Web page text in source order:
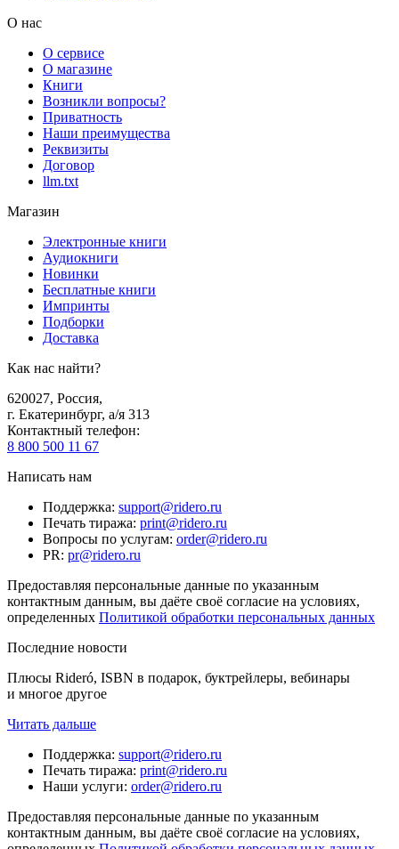
О нас
О сервисе
О магазине
Книги
Возникли вопросы?
Приватность
Наши преимущества
Реквизиты
Договор
llm.txt
Магазин
Электронные книги
Аудиокниги
Новинки
Бесплатные книги
Импринты
Подборки
Доставка
Как нас найти?
620027, Россия,
г. Екатеринбург, а/я 313
Контактный телефон:
8 800 500 11 67
Написать нам
Поддержка: support@ridero.ru
Печать тиража: print@ridero.ru
Вопросы по услугам: order@ridero.ru
PR: pr@ridero.ru
Предоставляя персональные данные по указанным
контактным данным, вы даёте своё согласие на условиях,
определенных Политикой обработки персональных данных
Последние новости
Плюсы Rideró, ISBN в подарок, буктрейлеры, вебинары
и многое другое
Читать дальше
Поддержка: support@ridero.ru
Печать тиража: print@ridero.ru
Наши услуги: order@ridero.ru
Предоставляя персональные данные по указанным
контактным данным, вы даёте своё согласие на условиях,